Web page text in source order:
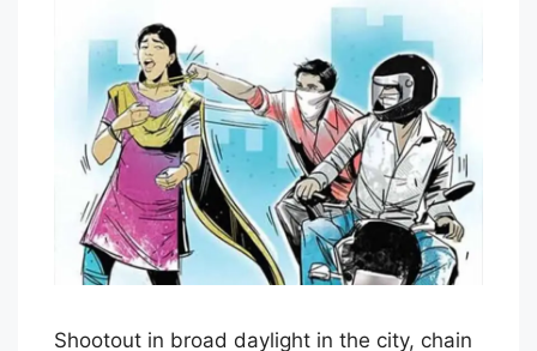
Shootout in broad daylight in the city, chain